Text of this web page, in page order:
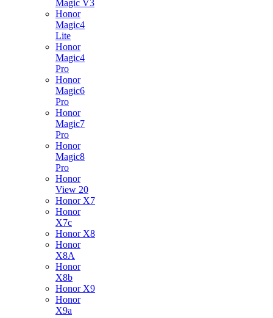
Magic V3
Honor
Magic4
Lite
Honor
Magic4
Pro
Honor
Magic6
Pro
Honor
Magic7
Pro
Honor
Magic8
Pro
Honor
View 20
Honor X7
Honor
X7c
Honor X8
Honor
X8A
Honor
X8b
Honor X9
Honor
X9a